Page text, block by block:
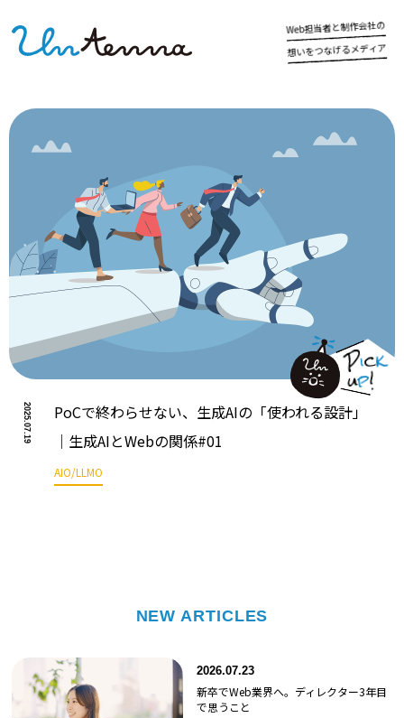
Web担当者と制作会社の
想いをつなげるメディア
Pick
up!
2025.07.19
PoCで終わらせない、生成AIの「使われる設計」
｜生成AIとWebの関係#01
AIO/LLMO
NEW ARTICLES
2026.07.23
新卒でWeb業界へ。ディレクター3年目
で思うこと